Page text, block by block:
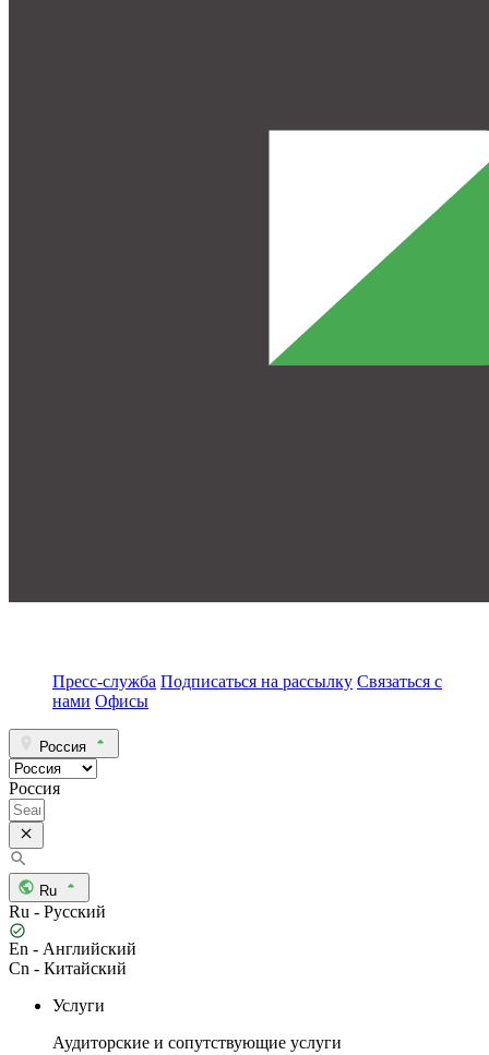
Пресс-служба Подписаться на рассылку Связаться с
нами Офисы
Россия
Россия
Ru
Ru - Русский
En - Английский
Cn - Китайский
Услуги
Аудиторские и сопутствующие услуги